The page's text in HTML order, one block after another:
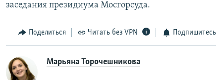
заседания президиума Мосгорсуда.
Поделиться Читать без VPN Подпишитесь
Марьяна Торочешникова